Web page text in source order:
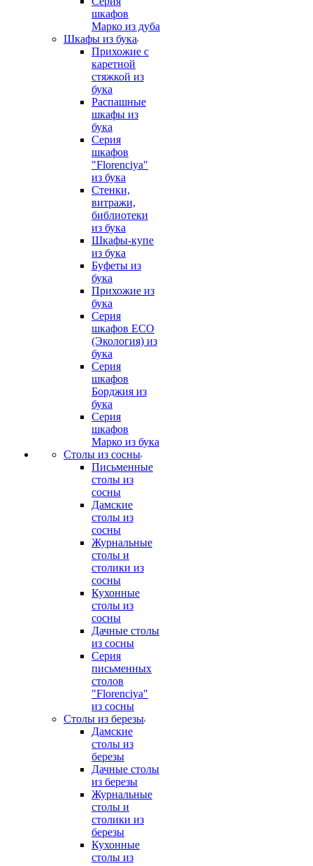
шкафов
Марко из дуба
Шкафы из бука
Прихожие с
каретной
стяжкой из
бука
Распашные
шкафы из
бука
Серия
шкафов
"Florenciya"
из бука
Стенки,
витражи,
библиотеки
из бука
Шкафы-купе
из бука
Буфеты из
бука
Прихожие из
бука
Серия
шкафов ECO
(Экология) из
бука
Серия
шкафов
Борджия из
бука
Серия
шкафов
Марко из бука
Столы из сосны
Письменные
столы из
сосны
Дамские
столы из
сосны
Журнальные
столы и
столики из
сосны
Кухонные
столы из
сосны
Дачные столы
из сосны
Серия
письменных
столов
"Florenciya"
из сосны
Столы из березы
Дамские
столы из
березы
Дачные столы
из березы
Журнальные
столы и
столики из
березы
Кухонные
столы из